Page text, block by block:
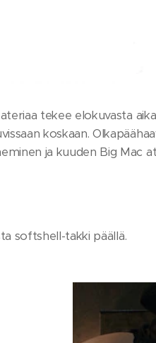
tekee elokuvasta
koskaan.
ja kuuden Big Mac
softshell-takki päällä.